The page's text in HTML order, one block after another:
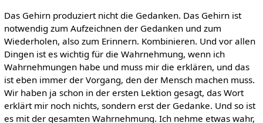
Das Gehirn produziert nicht die Gedanken. Das Gehirn ist
notwendig zum Aufzeichnen der Gedanken und zum
Wiederholen, also zum Erinnern. Kombinieren. Und vor allen
Dingen ist es wichtig für die Wahrnehmung, wenn ich
Wahrnehmungen habe und muss mir die erklären, und das
ist eben immer der Vorgang, den der Mensch machen muss.
Wir haben ja schon in der ersten Lektion gesagt, das Wort
erklärt mir noch nichts, sondern erst der Gedanke. Und so ist
es mit der gesamten Wahrnehmung. Ich nehme etwas wahr,